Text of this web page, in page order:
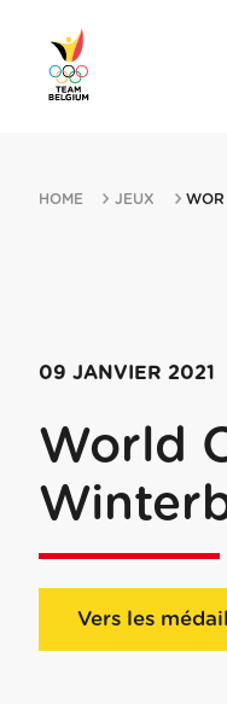
HOME JEUX
09 JANVIER 2021
World
Vers les